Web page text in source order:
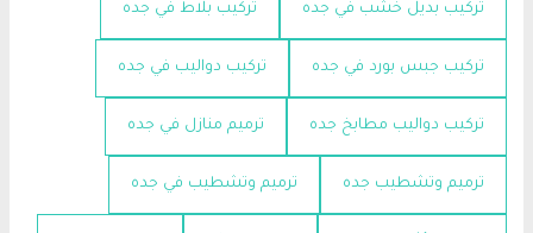
تركيب بديل خشب في جده تركيب بلاط في جده
تركيب جبس بورد في جده تركيب دواليب في جده
تركيب دواليب مطابخ جده ترميم منازل في جده
ترميم وتشطيب جده ترميم وتشطيب في جده